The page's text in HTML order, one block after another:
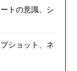
トの意識、シ
ショット、ネ